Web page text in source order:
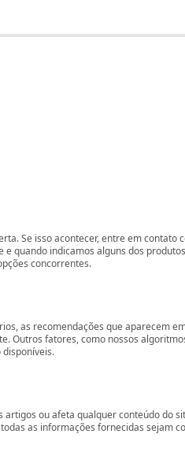
Se isso acontecer, entre em contato
quando indicamos alguns dos
concorrentes.
as recomendações que aparecem
Outros fatores, como nossos
ou afeta qualquer conteúdo do
as informações fornecidas sejam